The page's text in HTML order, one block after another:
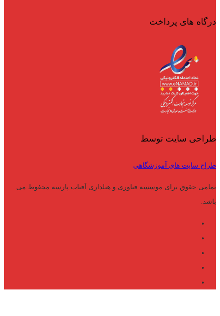
درگاه های پرداخت
طراحی سایت توسط
طراح سایت های آموزشگاهی
تمامی حقوق برای موسسه فناوری و هتلداری آفتاب پارسه محفوظ می
باشد.